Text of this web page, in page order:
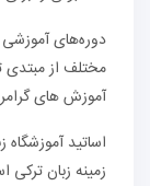
دوره‌های آموزشی
مختلف از مبتدی
آموزش ‌های
اساتید
زمینه زبان ترکی